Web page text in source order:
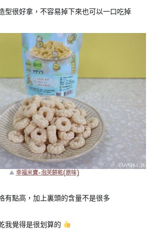
型很好拿，不容易掉下來也可以一口吃掉
▲ 幸福米寶-泡芙餅乾(原味)
有點高，加上裏頭的含量不是很多
我覺得是很划算的